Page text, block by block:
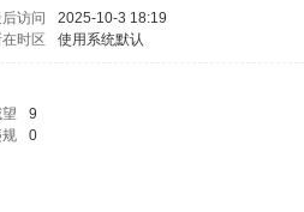
访问
2025-10-3 18:19
在时区 使用系统默认
9
0